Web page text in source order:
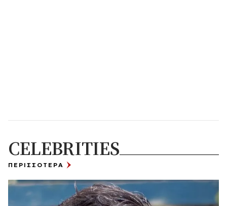
CELEBRITIES
ΠΕΡΙΣΣΟΤΕΡΑ